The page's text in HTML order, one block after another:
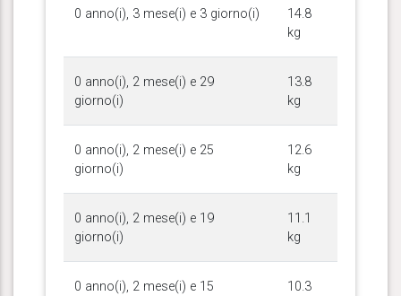
0 anno(i), 3 mese(i) e 3 giorno(i)
14.8
kg
0 anno(i), 2 mese(i) e 29
giorno(i)
13.8
kg
0 anno(i), 2 mese(i) e 25
giorno(i)
12.6
kg
0 anno(i), 2 mese(i) e 19
giorno(i)
11.1
kg
0 anno(i), 2 mese(i) e 15
10.3